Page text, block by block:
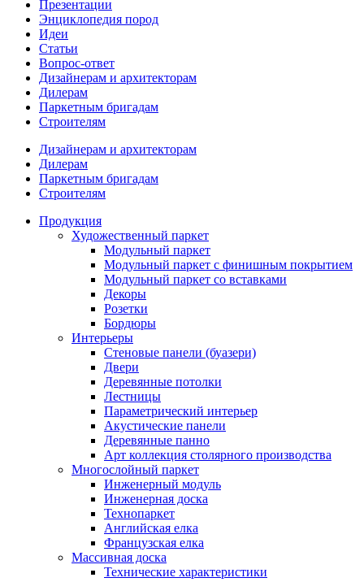
Презентации
Энциклопедия пород
Идеи
Статьи
Вопрос-ответ
Дизайнерам и архитекторам
Дилерам
Паркетным бригадам
Строителям
Дизайнерам и архитекторам
Дилерам
Паркетным бригадам
Строителям
Продукция
Художественный паркет
Модульный паркет
Модульный паркет с финишным покрытием
Модульный паркет со вставками
Декоры
Розетки
Бордюры
Интерьеры
Стеновые панели (буазери)
Двери
Деревянные потолки
Лестницы
Параметрический интерьер
Акустические панели
Деревянные панно
Арт коллекция столярного производства
Многослойный паркет
Инженерный модуль
Инженерная доска
Технопаркет
Английская елка
Французская елка
Массивная доска
Технические характеристики